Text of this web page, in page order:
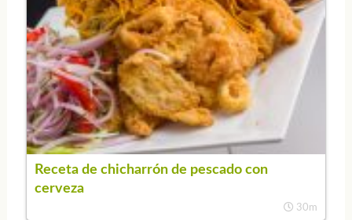
Receta de chicharrón de pescado con
cerveza
30m